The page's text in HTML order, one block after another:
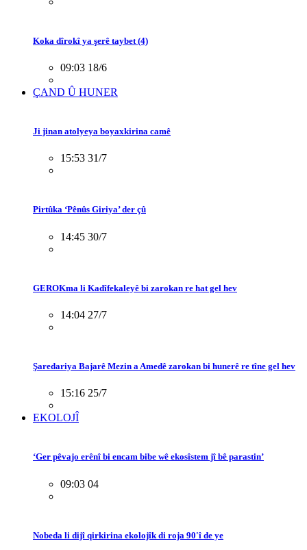
Koka dîrokî ya şerê taybet (4)
09:03 18/6
ÇAND Û HUNER
Ji jinan atolyeya boyaxkirina camê
15:53 31/7
Pirtûka ‘Pênûs Giriya’ der çû
14:45 30/7
GEROKma li Kadîfekaleyê bi zarokan re hat gel hev
14:04 27/7
Şaredariya Bajarê Mezin a Amedê zarokan bi hunerê re tîne gel hev
15:16 25/7
EKOLOJÎ
‘Ger pêvajo erênî bi encam bibe wê ekosîstem jî bê parastin’
09:03 04
Nobeda li dijî qirkirina ekolojîk di roja 90'î de ye